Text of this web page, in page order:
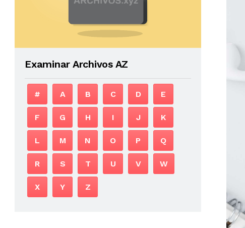
Examinar Archivos AZ
# A B C D E
F G H I J K
L M N O P Q
R S T U V W
X Y Z